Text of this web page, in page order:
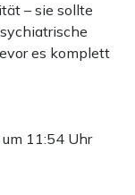
– sie sollte
es komplett
11:54 Uhr